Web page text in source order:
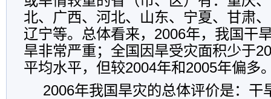
北、广西、河北、山东、宁夏、甘肃
辽宁等。总体看来，2006年，我国干
旱非常严重；全国因旱受灾面积少于
平均水平，但较2004年和2005年偏多
2006年我国旱灾的总体评价是：干